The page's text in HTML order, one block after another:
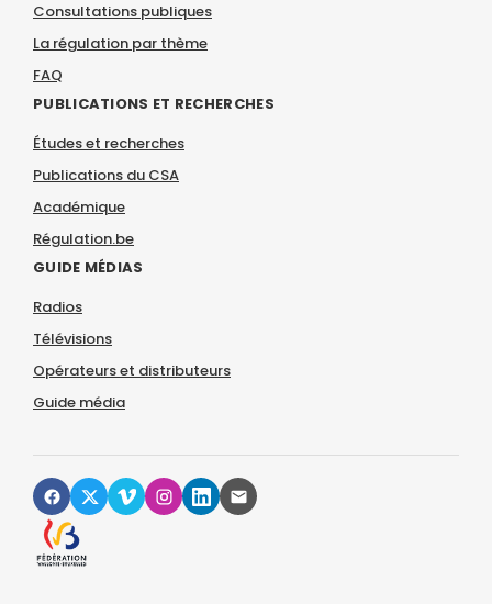
Consultations publiques
La régulation par thème
FAQ
PUBLICATIONS ET RECHERCHES
Études et recherches
Publications du CSA
Académique
Régulation.be
GUIDE MÉDIAS
Radios
Télévisions
Opérateurs et distributeurs
Guide média